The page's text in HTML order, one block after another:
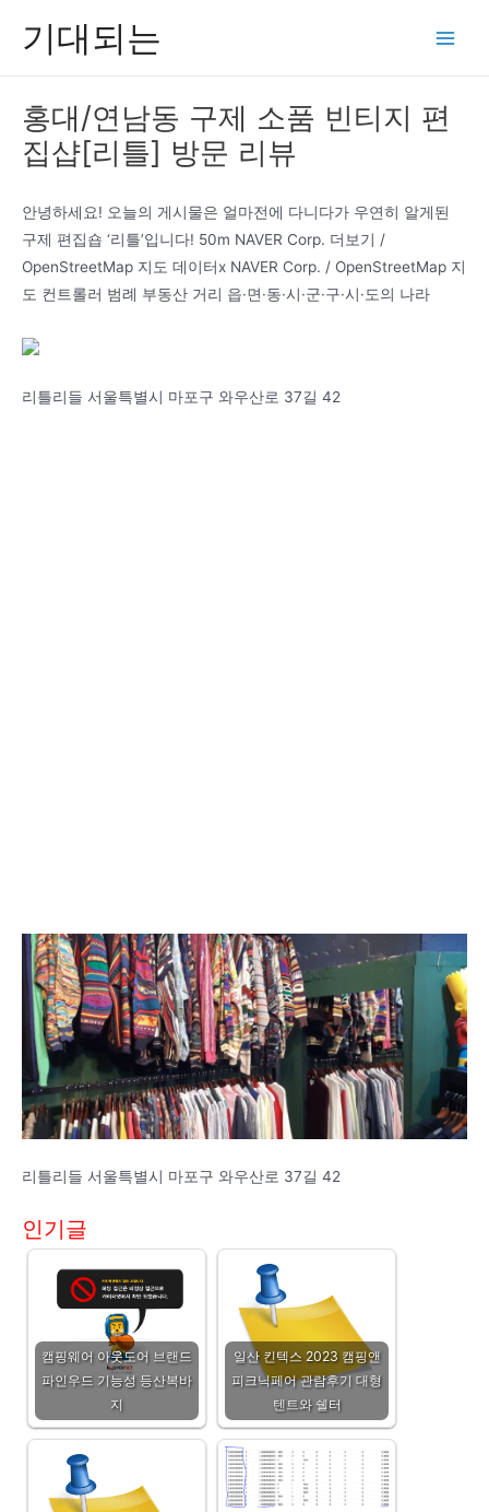
기대되는
홍대/연남동 구제 소품 빈티지 편
집샵[리틀] 방문 리뷰
안녕하세요! 오늘의 게시물은 얼마전에 다니다가 우연히 알게된
구제 편집숍 ‘리틀’입니다! 50m NAVER Corp. 더보기 /
OpenStreetMap 지도 데이터x NAVER Corp. / OpenStreetMap 지
도 컨트롤러 범례 부동산 거리 읍·면·동·시·군·구·시·도의 나라
리틀리들 서울특별시 마포구 와우산로 37길 42
리틀리들 서울특별시 마포구 와우산로 37길 42
인기글
캠핑웨어 아웃도어 브랜드
파인우드 기능성 등산복바
지
일산 킨텍스 2023 캠핑앤
피크닉페어 관람후기 대형
텐트와 쉘터